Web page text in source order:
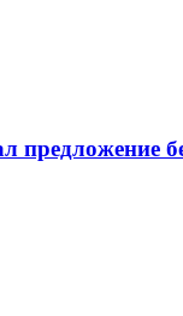
предложение